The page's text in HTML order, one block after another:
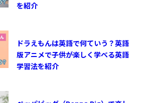
を紹介
ドラえもんは英語で何ていう？英語
版アニメで子供が楽しく学べる英語
学習法を紹介